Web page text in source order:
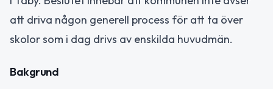
att driva någon generell process för att ta över
skolor som i dag drivs av enskilda huvudmän.
Bakgrund